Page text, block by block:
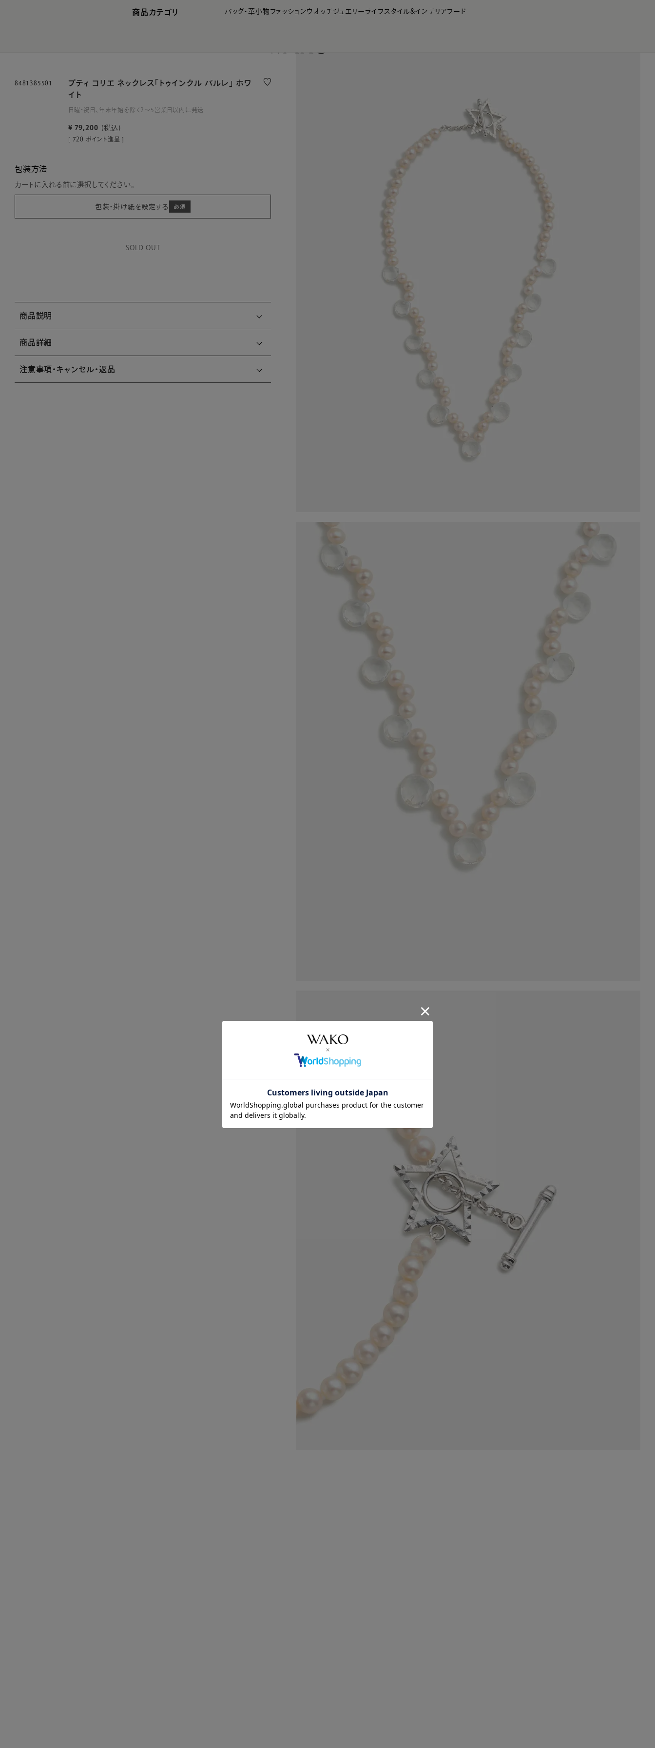
商品カテゴリ バッグ・革小物 ファッションウオッチジュエリー ライフスタイル&インテリアフード
8481385501
プティ コリエ ネックレス「トゥインクル パルレ」 ホワ
イト
日曜・祝日、年末年始を除く2～5営業日以内に発送
¥ 79,200 税込
[ 720 ポイント進呈 ]
包装方法
カートに入れる前に選択してください。
包装・掛け紙を設定する
SOLD OUT
商品説明
商品詳細
注意事項・キャンセル・返品